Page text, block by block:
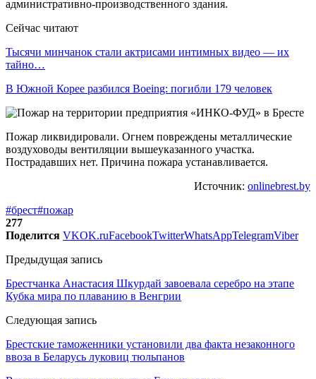
административно-производственного здания.
Сейчас читают
Тысячи минчанок стали актрисами интимных видео — их
тайно…
В Южной Корее разбился Boeing: погибли 179 человек
Пожар ликвидировали. Огнем повреждены металлические
воздуховоды вентиляции вышеуказанного участка.
Пострадавших нет. Причина пожара устанавливается.
Источник: onlinebrest.by
#брест#пожар
277
Поделится VKOK.ruFacebookTwitterWhatsAppTelegramViber
Предыдущая запись
Брестчанка Анастасия Шкурдай завоевала серебро на этапе
Кубка мира по плаванию в Венгрии
Следующая запись
Брестские таможенники установили два факта незаконного
ввоза в Беларусь луковиц тюльпанов